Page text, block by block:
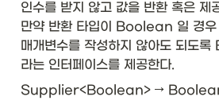
n
ar
y
O
pe
ra
to
인수를 받지 않고 값을 반환 혹은
만약 반환 타입이 Boolean 일 경우
매개변수를 작성하지 않아도 되
라는 인터페이스를 제공한다.
Supplier<Boolean> →